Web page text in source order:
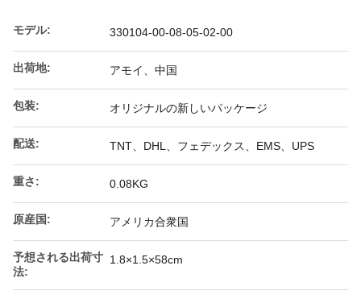
モデル: 330104-00-08-05-02-00
出荷地: アモイ、中国
包装: オリジナルの新しいパッケージ
配送: TNT、DHL、フェデックス、EMS、UPS
重さ: 0.08KG
原産国: アメリカ合衆国
予想される出荷寸
法:
1.8×1.5×58cm